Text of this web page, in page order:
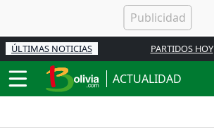
ÚLTIMAS NOTICIAS PARTIDOS HOY
ACTUALIDAD